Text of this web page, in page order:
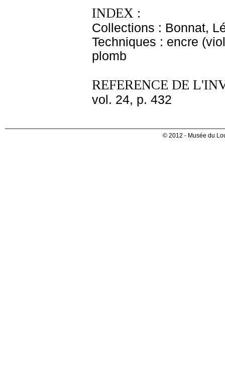
INDEX :
Collections : Bonnat,
Techniques : encre
plomb
REFERENCE DE
vol. 24, p. 432
© 2012 - Musée du